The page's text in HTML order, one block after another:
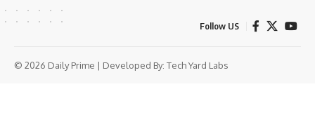
Follow US
© 2026 Daily Prime | Developed By: Tech Yard Labs